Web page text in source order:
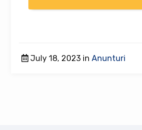
July 18, 2023 inAnunturi